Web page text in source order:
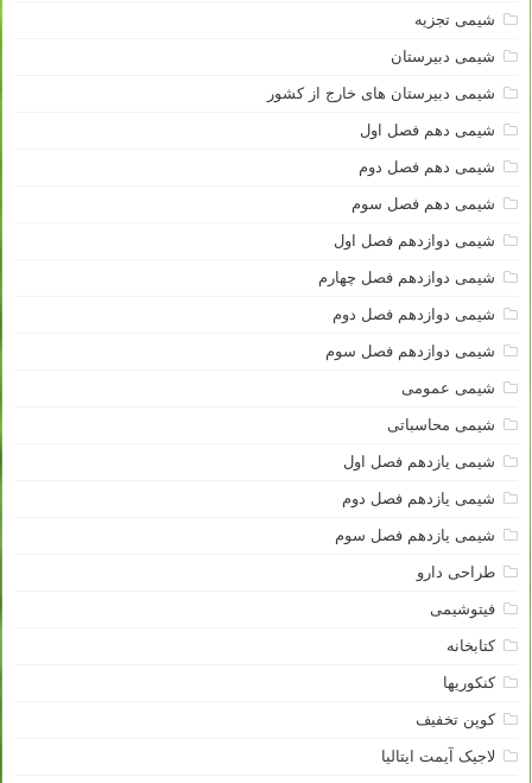
شیمی تجزیه
شیمی دبیرستان
شیمی دبیرستان های خارج از کشور
شیمی دهم فصل اول
شیمی دهم فصل دوم
شیمی دهم فصل سوم
شیمی دوازدهم فصل اول
شیمی دوازدهم فصل چهارم
شیمی دوازدهم فصل دوم
شیمی دوازدهم فصل سوم
شیمی عمومی
شیمی محاسباتی
شیمی یازدهم فصل اول
شیمی یازدهم فصل دوم
شیمی یازدهم فصل سوم
طراحی دارو
فیتوشیمی
کتابخانه
کنکوریها
کوپن تخفیف
لاجیک آیمت ایتالیا